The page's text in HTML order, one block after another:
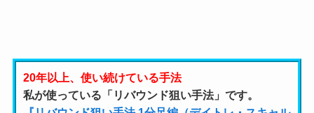
20年以上、使い続けている手法
私が使っている「リバウンド狙い手法」です。